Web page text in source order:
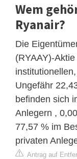
Wem
Ryanair?
Die
(RYAAY)-
Ungefähr
befinden sich
Anlegern ,
77,57 % im
privaten
Antrag auf